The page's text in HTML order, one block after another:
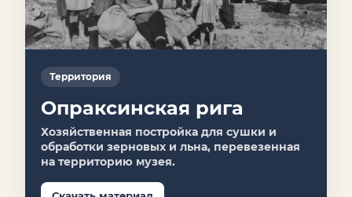
Территория
Опраксинская рига
Хозяйственная постройка для сушки и
обработки зерновых и льна, перевезенная
на территорию музея.